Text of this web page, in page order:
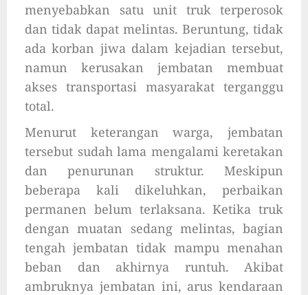
menyebabkan satu unit truk terperosok
dan tidak dapat melintas. Beruntung, tidak
ada korban jiwa dalam kejadian tersebut,
namun kerusakan jembatan membuat
akses transportasi masyarakat terganggu
total.
Menurut keterangan warga, jembatan
tersebut sudah lama mengalami keretakan
dan penurunan struktur. Meskipun
beberapa kali dikeluhkan, perbaikan
permanen belum terlaksana. Ketika truk
dengan muatan sedang melintas, bagian
tengah jembatan tidak mampu menahan
beban dan akhirnya runtuh. Akibat
ambruknya jembatan ini, arus kendaraan